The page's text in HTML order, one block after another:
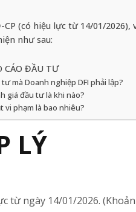
(có hiệu lực từ 14/01/
như sau:
CÁO ĐẦU TƯ
mà Doanh nghiệp DFI phải lập?
giá đầu tư là khi nào?
vi phạm là bao nhiêu?
LÝ
từ ngày 14/01/2026.